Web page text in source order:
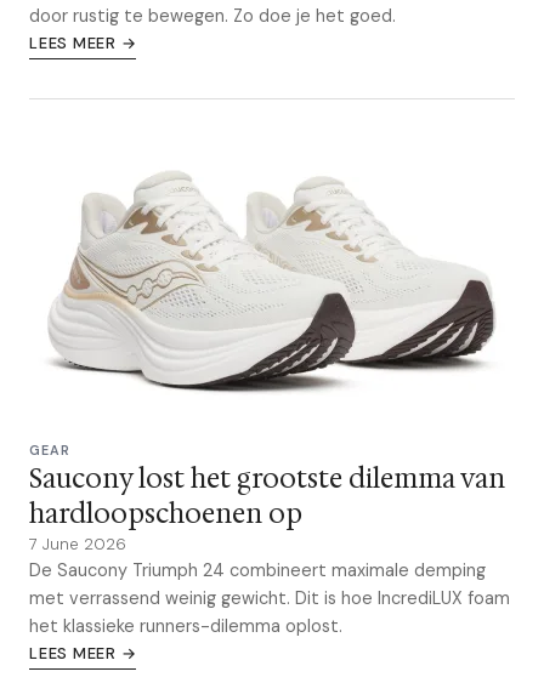
door rustig te bewegen. Zo doe je het goed.
LEES MEER →
GEAR
Saucony lost het grootste dilemma van
hardloopschoenen op
7 June 2026
De Saucony Triumph 24 combineert maximale demping
met verrassend weinig gewicht. Dit is hoe IncrediLUX foam
het klassieke runners-dilemma oplost.
LEES MEER →